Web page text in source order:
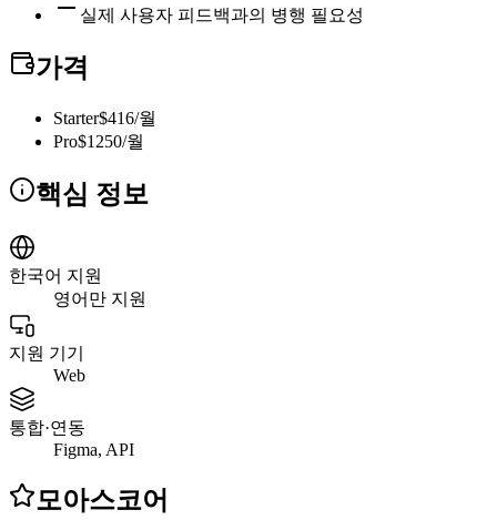
실제 사용자 피드백과의 병행 필요성
가격
Starter$416/월
Pro$1250/월
핵심 정보
한국어 지원
영어만 지원
지원 기기
Web
통합·연동
Figma, API
모아스코어